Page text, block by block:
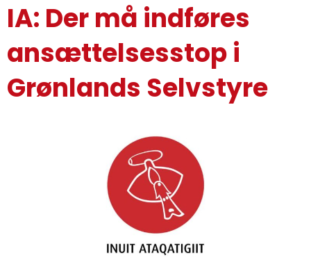
IA: Der må indføres
ansættelsesstop i
Grønlands Selvstyre